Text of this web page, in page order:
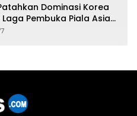
Dominasi Korea
Pembuka Piala Asia